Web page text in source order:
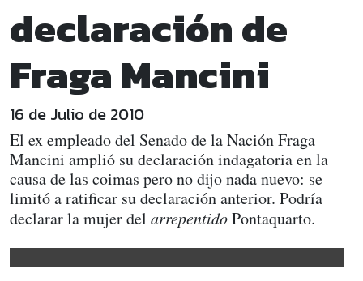
declaración de
Fraga Mancini
16 de Julio de 2010
El ex empleado del Senado de la Nación Fraga
Mancini amplió su declaración indagatoria en la
causa de las coimas pero no dijo nada nuevo: se
limitó a ratificar su declaración anterior. Podría
declarar la mujer del arrepentidoPontaquarto.